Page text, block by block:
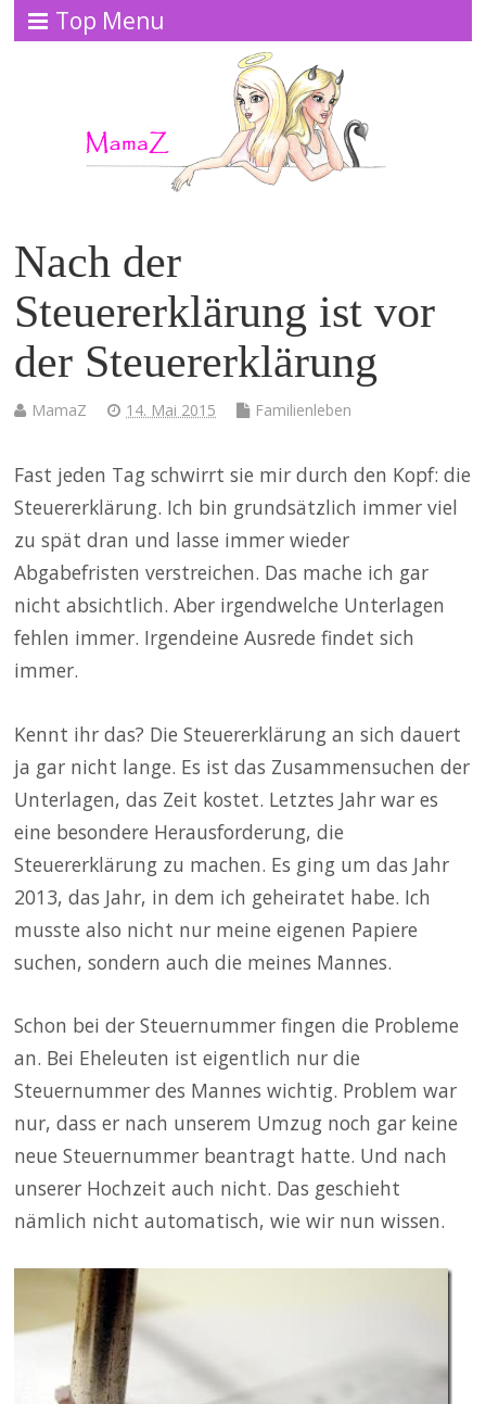
Top Menu
Nach der
Steuererklärung ist vor
der Steuererklärung
MamaZ 14. Mai 2015 Familienleben
Fast jeden Tag schwirrt sie mir durch den Kopf: die
Steuererklärung. Ich bin grundsätzlich immer viel
zu spät dran und lasse immer wieder
Abgabefristen verstreichen. Das mache ich gar
nicht absichtlich. Aber irgendwelche Unterlagen
fehlen immer. Irgendeine Ausrede findet sich
immer.
Kennt ihr das? Die Steuererklärung an sich dauert
ja gar nicht lange. Es ist das Zusammensuchen der
Unterlagen, das Zeit kostet. Letztes Jahr war es
eine besondere Herausforderung, die
Steuererklärung zu machen. Es ging um das Jahr
2013, das Jahr, in dem ich geheiratet habe. Ich
musste also nicht nur meine eigenen Papiere
suchen, sondern auch die meines Mannes.
Schon bei der Steuernummer fingen die Probleme
an. Bei Eheleuten ist eigentlich nur die
Steuernummer des Mannes wichtig. Problem war
nur, dass er nach unserem Umzug noch gar keine
neue Steuernummer beantragt hatte. Und nach
unserer Hochzeit auch nicht. Das geschieht
nämlich nicht automatisch, wie wir nun wissen.